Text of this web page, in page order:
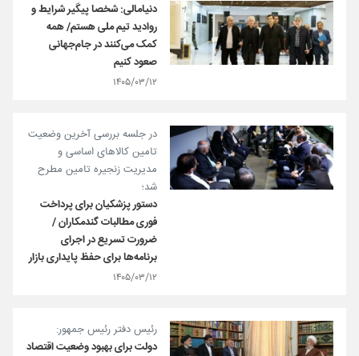
دنیامالی: شخصا پیگیر شرایط و
روادید تیم ملی هستم/ همه
کمک می‌کنند در جام‌جهانی
صعود کنیم
۱۴۰۵/۰۳/۱۲
در جلسه بررسی آخرین وضعیت
تامین کالاهای اساسی و
مدیریت زنجیره تامین مطرح
شد؛
دستور پزشکیان برای پرداخت
فوری مطالبات گندمکاران /
ضرورت تسریع در اجرای
برنامه‌ها برای حفظ پایداری بازار
۱۴۰۵/۰۳/۱۲
رئیس دفتر رئیس جمهور:
دولت برای بهبود وضعیت اقتصاد